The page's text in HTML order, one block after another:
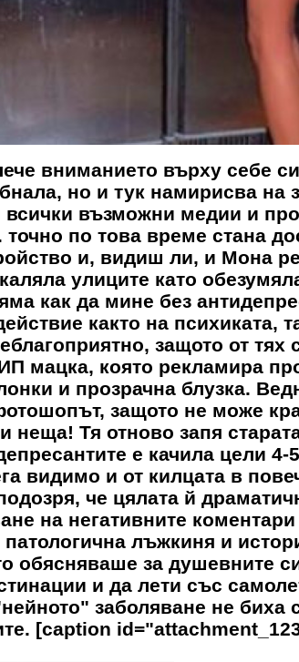
вниманието върху себе
но и тук намирисва на
всички възможни медии и
по това време стана
и, видиш ли, и Мона
улиците като
как да мине без
както на психиката,
защото от тях
мацка, която рекламира
и прозрачна блузка.
защото не може
неща! Тя отново запя
е качила цели 4-5
видимо и от килцата в
че цялата й
на негативните
лъжкиня и
обясняваше за душевните
и да лети със
заболяване не биха
[caption